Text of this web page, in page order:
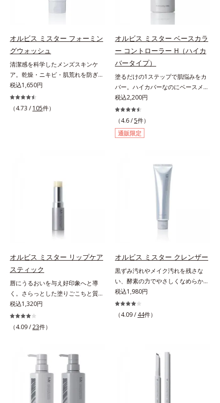
ん。ノンコメドジェニックテスト済
と）ができないというわけではあり
ません。
ローチする進化を遂げました。うる
アイテム同士をなじみやすくする
「うるおいコネクト設計」を採用。
8アイテム分の機能を3ステップに集
約し、よりシンプルなお手入れで、
ハリ・ツヤのある好印象な清潔透明
肌(*1)へ導きます。*1 うるおいによ
る透明感のある肌*2 男性の顔画像
を用いた印象評価において、基準画
いて該当文献がないことを確認（ポ
印象の鍵となるハリ・ツヤへもアプ
ローチする進化を遂げました。うる
おいを逃しやすい男性肌に着目し、
アイテム同士をなじみやすくする
「うるおいコネクト設計」を採用。
8アイテム分の機能を3ステップに集
約し、よりシンプルなお手入れで、
ハリ・ツヤのある好印象な清潔透明
肌(*1)へ導きます。*1 うるおいによ
る透明感のある肌*2 男性の顔画像
を用いた印象評価において、基準画
像に対して、頬全体に輝度分布がな
だらかな光（ツヤ）があると、爽や
かさ印象が高く評価されたこと*3
scholarにより国内化粧品業界にお
いて該当文献がないことを確認（ポ
ーラ化成研究所調べ）
オルビス ミスター フォーミン
グウォッシュ
清潔感を科学したメンズスキンケ
ア。乾燥・ニキビ・肌荒れを防ぎハ
リ・ツヤのある、好印象な清潔透明
肌(*1)へ。オルビス ミスターは、男
性の清潔感、爽やかさ、若々しさの
肌悩みに応え、“未来”を見据えて好
ローチする進化を遂げました。うる
アイテム同士をなじみやすくする
約し、よりシンプルなお手入れで、
ハリ・ツヤのある好印象な清潔透明
肌(*1)へ導きます。*1 うるおいによ
る透明感のある肌*2 男性の顔画像
を用いた印象評価において、基準画
像に対して、頬全体に輝度分布がな
だらかな光（ツヤ）があると、爽や
データベースPubMed及びGoogle
scholarにより国内化粧品業界にお
いて該当文献がないことを確認（ポ
ーラ化成研究所調べ）
税込1,650円
（4.73 / 105件）
オルビス ミスター ベースカラ
ー コントローラー H（ハイカ
バータイプ）
塗るだけの1ステップで肌悩みをカ
バー。ハイカバーなのにベースメイ
クしていることがばれにくく、肌印
象をあげる。オルビスの肌研究の知
見から、男性の肌色の特長をとら
え、男性の肌だからこそなじむよう
に設計した、自然な仕上がりとカバ
め、コンシーラー、化粧下地、ファ
ンデーション、フェイスパウダーの
6つの役割を担うことができます。2
みずみずしくさらりとのび広がり、
スキンケア後のようななめらかな仕
印象の男性に幅広く使っていただけ
る色設計を採用しており、明るめ～
標準的な肌印象の方用の01は、普段
スキンケアをしっかり行っている美
容本格派の男性にもおススメです。
一方で、やや暗め～暗めの肌印象の
方用の02は、昔に比べて顔色がさえ
成分【ご使用方法】・スキンケアの
り、顔全体に少量ずつムラなくのば
します。・オルビス ミスター ベー
スカラー コントローラー ハイカバ
税込2,200円
（4.6 /5件）
通販限定
オルビス ミスター リップケア
スティック
唇にうるおいを与え好印象へと導
く。さらっとした塗りごこちと質感
で自然で好印象な口元に。さらっと
した軽やかな塗りごこちでありなが
らも、唇にうるおいを与える「モイ
リームはべたつくから苦手」という
リップクリームに苦手意識を感じる
方でも使用しやすい設計に。ツヤを
抑えた質感で、自然で好印象な口元
へと導きます。3種の植物性保湿成
税込1,320円
（4.09 /23件）
オルビス ミスター クレンザー
黒ずみ汚れやメイク汚れを残さな
い、酵素の力でやさしくなめらかに
洗い上げるW洗顔不要のスペシャル
クレンザー。過剰な皮脂とその皮脂
汚れが詰まって発生する黒ずみ汚れ
組み合わせた複合洗浄成分「リンゴ
汚れを繰り返しません。さらに、
「CISブースター(*2)」配合で、あな
た本来の清潔透明肌へと導きます。
税込1,980円
（4.09 / 44件）